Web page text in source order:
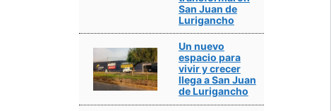
San Juan de
Lurigancho
Un nuevo
espacio para
vivir y crecer
llega a San Juan
de Lurigancho